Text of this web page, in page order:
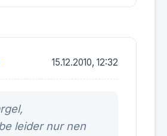
15.12.2010, 12:32
leider nur nen